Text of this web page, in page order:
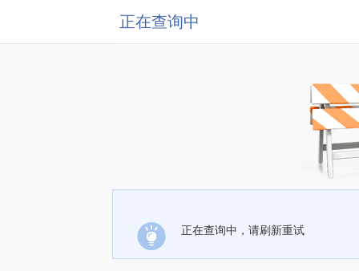
正在查询中
正在查询中，请刷新重试